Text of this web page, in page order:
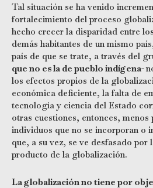
Tal situación se ha venido
fortalecimiento del proceso
hecho crecer la disparidad entre
demás habitantes de un mismo
país de que se trate, a través del
que no es la de pueblo indígena-
los efectos propios de la
económica deficiente, la falta de
tecnología y ciencia del Estado
otras cuestiones, entonces,
individuos que no se incorporan o
que, a su vez, se ve desfasado por
producto de la globalización.
La globalización no tiene por